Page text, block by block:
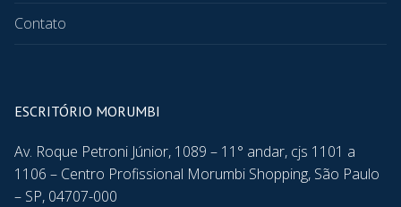
Contato
ESCRITÓRIO MORUMBI
Av. Roque Petroni Júnior, 1089 – 11° andar, cjs 1101 a
1106 – Centro Profissional Morumbi Shopping, São Paulo
– SP, 04707-000